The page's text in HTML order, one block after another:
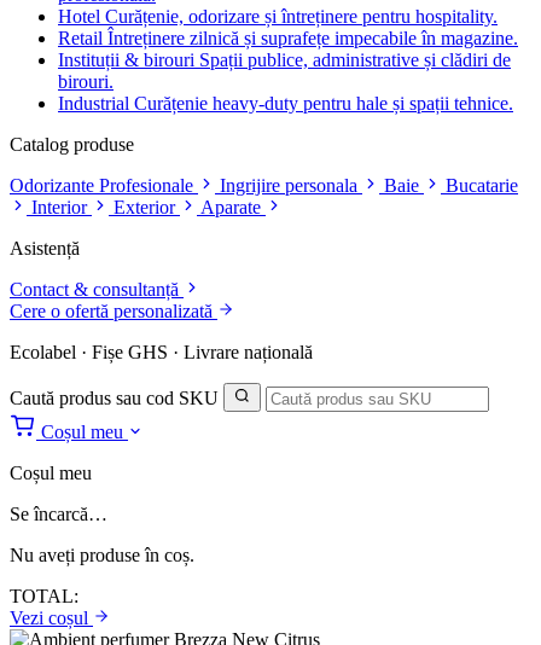
Hotel Curățenie, odorizare și întreținere pentru hospitality.
Retail Întreținere zilnică și suprafețe impecabile în magazine.
Instituții & birouri Spații publice, administrative și clădiri de
birouri.
Industrial Curățenie heavy-duty pentru hale și spații tehnice.
Catalog produse
Odorizante Profesionale
Ingrijire personala Baie
Bucatarie
Interior
Exterior
Aparate
Asistență
Contact & consultanță
Cere o ofertă personalizată
Ecolabel · Fișe GHS · Livrare națională
Caută produs sau cod SKU
Coșul meu
Coșul meu
Se încarcă…
Nu aveți produse în coș.
TOTAL:
Vezi coșul